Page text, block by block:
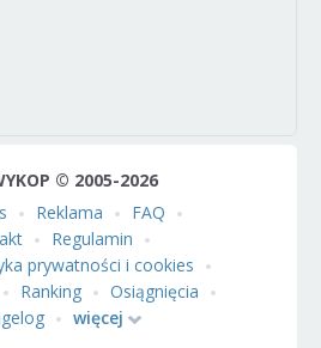
© 2005-2026
Reklama
FAQ
Regulamin
prywatności i cookies
Ranking
Osiągnięcia
więcej